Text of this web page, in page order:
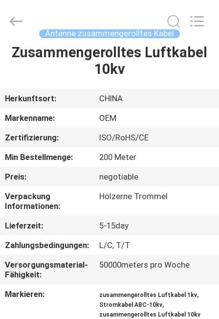
HAUS
ÜBER
UNS
FABRIK-
AUSFLUG
QUALITÄTSKONTROLLE
TRETEN
SIE
MIT
UNS
Management
Services
Reserved.
Antenne zusammengerolltes Kabel
Zusammengerolltes Luftkabel
10kv
Herkunftsort:
CHINA
Markenname:
OEM
Zertifizierung:
ISO/RoHS/CE
Min Bestellmenge:
200 Meter
Preis:
negotiable
Verpackung
Informationen:
Hölzerne Trommel
Lieferzeit:
5-15day
Zahlungsbedingungen:
L/C, T/T
Versorgungsmaterial-
Fähigkeit:
50000meters pro Woche
Markieren: zusammengerolltes Luftkabel 1kv,
Stromkabel ABC-10kv,
zusammengerolltes Luftkabel 10kv